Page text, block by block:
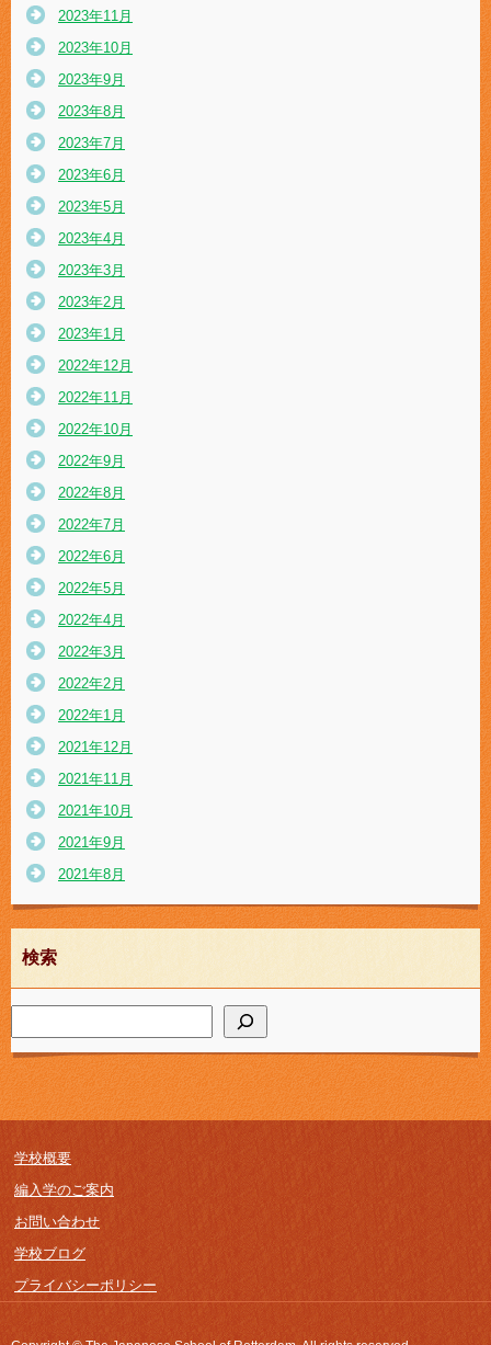
2023年11月
2023年10月
2023年9月
2023年8月
2023年7月
2023年6月
2023年5月
2023年4月
2023年3月
2023年2月
2023年1月
2022年12月
2022年11月
2022年10月
2022年9月
2022年8月
2022年7月
2022年6月
2022年5月
2022年4月
2022年3月
2022年2月
2022年1月
2021年12月
2021年11月
2021年10月
2021年9月
2021年8月
検索
学校概要
編入学のご案内
お問い合わせ
学校ブログ
プライバシーポリシー